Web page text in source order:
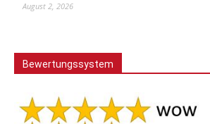
August 2, 2026
Bewertungssystem